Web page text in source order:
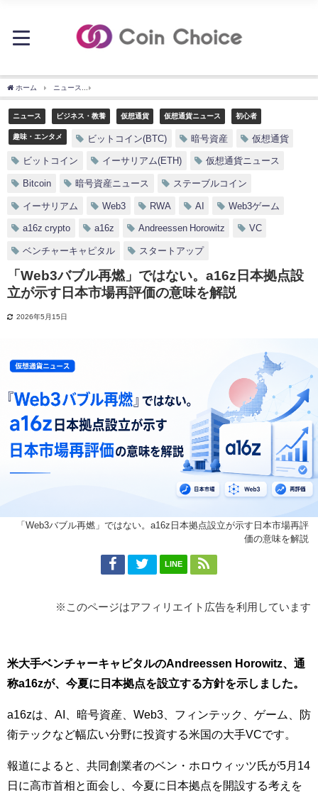
ホーム ニュース
ニュース ビジネス・教養 仮想通貨 仮想通貨ニュース 初心者
趣味・エンタメ ビットコイン(BTC) 暗号資産 仮想通貨
ビットコイン イーサリアム(ETH) 仮想通貨ニュース
Bitcoin 暗号資産ニュース ステーブルコイン
イーサリアム Web3 RWA AI Web3ゲーム
a16z crypto a16z Andreessen Horowitz VC
ベンチャーキャピタル スタートアップ
「Web3バブル再燃」ではない。a16z日本拠点設
立が示す日本市場再評価の意味を解説
2026年5月15日
「Web3バブル再燃」ではない。a16z日本拠点設立が示す日本市場再評
価の意味を解説
LINE
※このページはアフィリエイト広告を利用しています
米大手ベンチャーキャピタルのAndreessen Horowitz、通
称a16zが、今夏に日本拠点を設立する方針を示しました。
a16zは、AI、暗号資産、Web3、フィンテック、ゲーム、防
衛テックなど幅広い分野に投資する米国の大手VCです。
報道によると、共同創業者のベン・ホロウィッツ氏が5月14
日に高市首相と面会し、今夏に日本拠点を開設する考えを